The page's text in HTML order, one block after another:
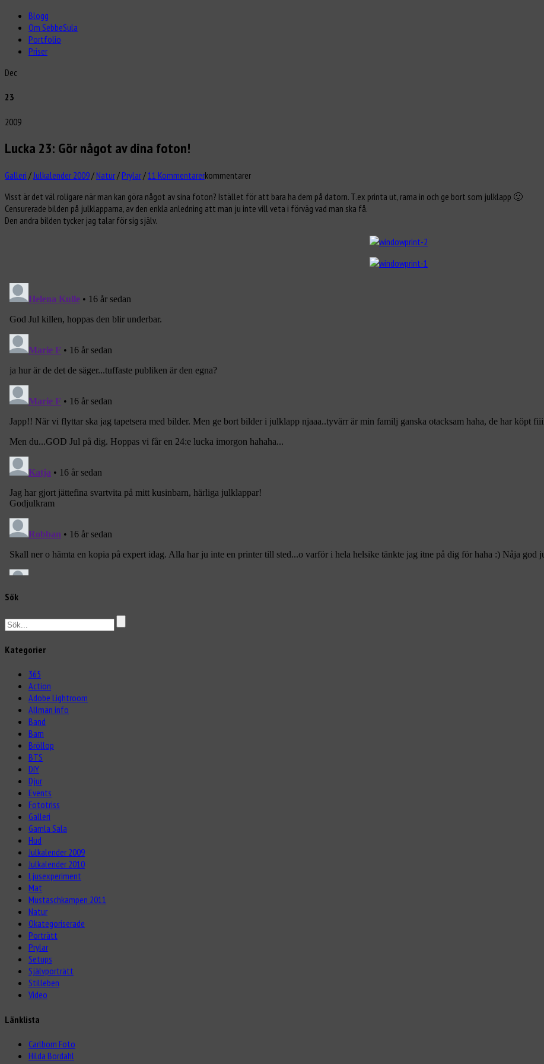
Blogg
Om SebbeSula
Portfolio
Priser
Dec
23
2009
Lucka 23: Gör något av dina foton!
Galleri /Julkalender 2009/Natur/Prylar/11 Kommentarerkommentarer
Visst är det väl roligare när man kan göra något av sina foton? Istället för att bara ha dem på datorn. T.ex printa ut, rama in och ge bort som julklapp 🙂
Censurerade bilden på julklapparna, av den enkla anledning att man ju inte vill veta i förväg vad man ska få.
Den andra bilden tycker jag talar för sig själv.
Sök
Kategorier
365
Action
Adobe Lightroom
Allmän info
Band
Barn
Bröllop
BTS
DIY
Djur
Events
Fototriss
Galleri
Gamla Sala
Hud
Julkalender 2009
Julkalender 2010
Ljusexperiment
Mat
Mustaschkampen 2011
Natur
Okategoriserade
Porträtt
Prylar
Setups
Självporträtt
Stilleben
Video
Länklista
Carlbom Foto
Hilda Bordahl